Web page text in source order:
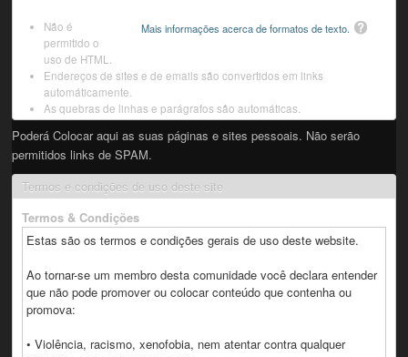
Mais informações acerca de formatos de texto.
Não é
permitido o
uso de HTML.
Endereços de sites e de emails são convertidos em links
automáticamente.
As quebras de linhas e parágrafos são automáticas.
Poderá Colocar aqui as suas páginas e sites pessoais. Não serão
permitidos links de SPAM.
Termos e condições de uso deste site
Termos & Condições